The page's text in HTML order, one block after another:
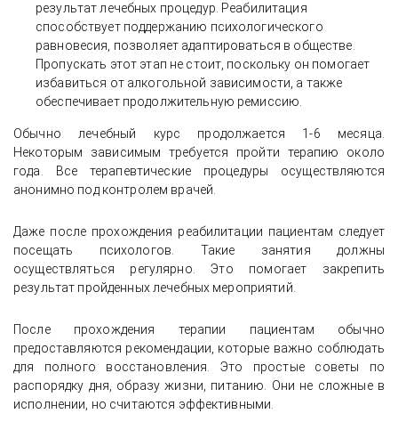
результат лечебных процедур. Реабилитация
способствует поддержанию психологического
равновесия, позволяет адаптироваться в обществе.
Пропускать этот этап не стоит, поскольку он помогает
избавиться от алкогольной зависимости, а также
обеспечивает продолжительную ремиссию.
Обычно лечебный курс продолжается 1-6 месяца.
Некоторым зависимым требуется пройти терапию около
года. Все терапевтические процедуры осуществляются
анонимно под контролем врачей.
Даже после прохождения реабилитации пациентам следует
посещать психологов. Такие занятия должны
осуществляться регулярно. Это помогает закрепить
результат пройденных лечебных мероприятий.
После прохождения терапии пациентам обычно
предоставляются рекомендации, которые важно соблюдать
для полного восстановления. Это простые советы по
распорядку дня, образу жизни, питанию. Они не сложные в
исполнении, но считаются эффективными.